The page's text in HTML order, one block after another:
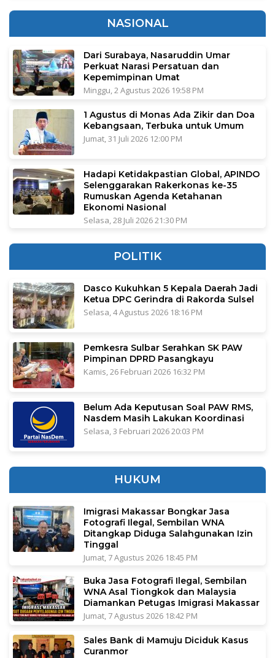
NASIONAL
Dari Surabaya, Nasaruddin Umar
Perkuat Narasi Persatuan dan
Kepemimpinan Umat
Minggu, 2 Agustus 2026 19:58 PM
1 Agustus di Monas Ada Zikir dan Doa
Kebangsaan, Terbuka untuk Umum
Jumat, 31 Juli 2026 12:00 PM
Hadapi Ketidakpastian Global, APINDO
Selenggarakan Rakerkonas ke-35
Rumuskan Agenda Ketahanan
Ekonomi Nasional
Selasa, 28 Juli 2026 21:30 PM
POLITIK
Dasco Kukuhkan 5 Kepala Daerah Jadi
Ketua DPC Gerindra di Rakorda Sulsel
Selasa, 4 Agustus 2026 18:16 PM
Pemkesra Sulbar Serahkan SK PAW
Pimpinan DPRD Pasangkayu
Kamis, 26 Februari 2026 16:32 PM
Belum Ada Keputusan Soal PAW RMS,
Nasdem Masih Lakukan Koordinasi
Selasa, 3 Februari 2026 20:03 PM
HUKUM
Imigrasi Makassar Bongkar Jasa
Fotografi Ilegal, Sembilan WNA
Ditangkap Diduga Salahgunakan Izin
Tinggal
Jumat, 7 Agustus 2026 18:45 PM
Buka Jasa Fotografi Ilegal, Sembilan
WNA Asal Tiongkok dan Malaysia
Diamankan Petugas Imigrasi Makassar
Jumat, 7 Agustus 2026 18:42 PM
Sales Bank di Mamuju Diciduk Kasus
Curanmor